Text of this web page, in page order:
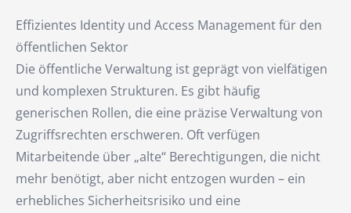
Effizientes Identity und Access Management für den
öffentlichen Sektor
Die öffentliche Verwaltung ist geprägt von vielfätigen
und komplexen Strukturen. Es gibt häufig
generischen Rollen, die eine präzise Verwaltung von
Zugriffsrechten erschweren. Oft verfügen
Mitarbeitende über „alte“ Berechtigungen, die nicht
mehr benötigt, aber nicht entzogen wurden – ein
erhebliches Sicherheitsrisiko und eine